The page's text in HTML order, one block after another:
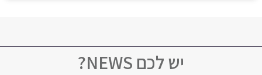
יש לכם NEWS?